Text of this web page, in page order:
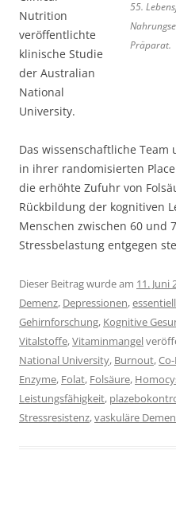
55.
Präparat.
Nutrition
veröffentlichte
klinische Studie
der Australian
National
University.
Das wissenschaftliche Team
in ihrer randomisierten
die erhöhte Zufuhr von
Rückbildung der kognitiven
Menschen zwischen 60 und
Stressbelastung entgegen
Dieser Beitrag wurde am 11. Juni
Demenz, Depressionen,
Gehirnforschung, Kognitive
Vitalstoffe,Vitaminmangel
National University, Burnout,
Enzyme, Folat, Folsäure,
Leistungsfähigkeit,
Stressresistenz,vaskuläre